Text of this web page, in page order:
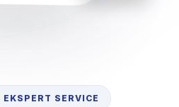
EKSPERT SERVICE